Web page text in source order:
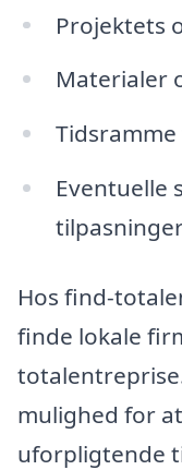
Projektets
Materialer
Eventuelle
Hos find-
finde lokale
mulighed for
uforpligtende